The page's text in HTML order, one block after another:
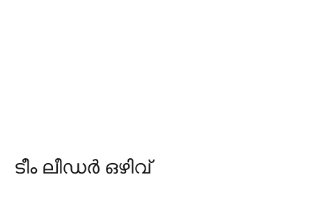
ടീം ലീഡർ ഒഴിവ്